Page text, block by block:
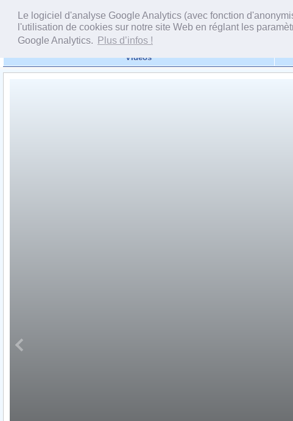
Le logiciel d'analyse Google Analytics (avec fonction
l'utilisation de cookies sur notre site Web en réglant les
Google Analytics.
Plus d’infos !
Vidéos